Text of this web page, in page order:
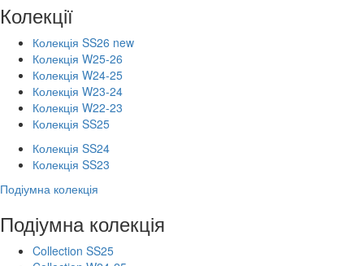
Колекції
Колекція SS26 new
Колекція W25-26
Колекція W24-25
Колекція W23-24
Колекція W22-23
Колекція SS25
Колекція SS24
Колекція SS23
Подіумна колекція
Подіумна колекція
Collection SS25